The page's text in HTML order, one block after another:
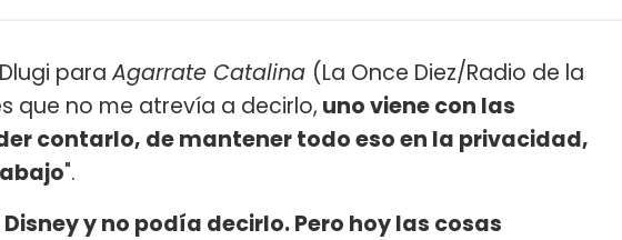
paraAgarrate Catalina (La Once Diez/Radio de la
que no me atrevía a decirlo, uno viene con las
contarlo, de mantener todo eso en la privacidad,
".
y no podía decirlo. Pero hoy las cosas